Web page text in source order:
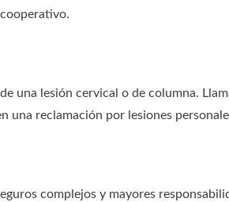
una lesión cervical o de columna.
una reclamación por lesiones
complejos y mayores